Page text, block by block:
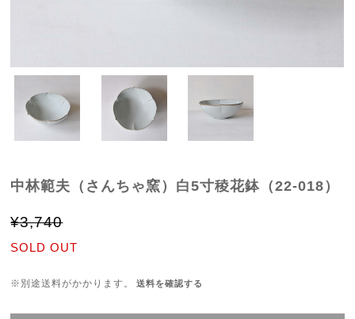
中林範夫（さんちゃ窯）白5寸稜花鉢（22-018）
¥3,740
SOLD OUT
※別途送料がかかります。 送料を確認する